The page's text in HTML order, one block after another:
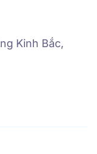
Kinh Bắc,